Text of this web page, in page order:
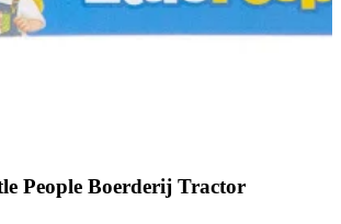
People Boerderij Tractor